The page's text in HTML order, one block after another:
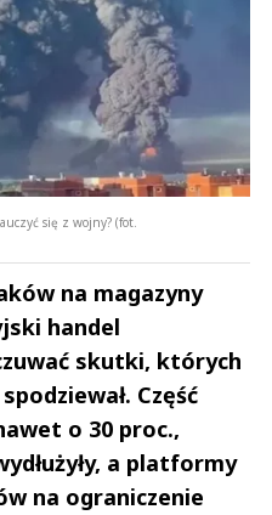
się z wojny? (fot.
na magazyny
handel
skutki, których
Część
o 30 proc.,
a platformy
na ograniczenie